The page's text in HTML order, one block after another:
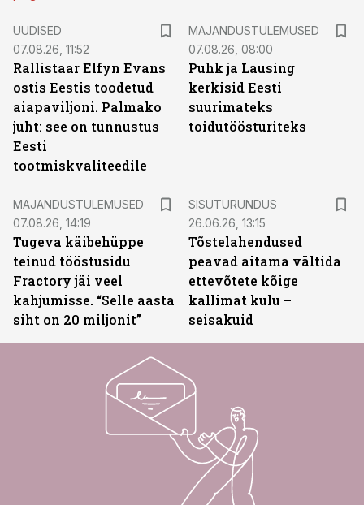
UUDISED
07.08.26, 11:52
Rallistaar Elfyn Evans
ostis Eestis toodetud
aiapaviljoni. Palmako
juht: see on tunnustus
Eesti
tootmiskvaliteedile
MAJANDUSTULEMUSED
07.08.26, 08:00
Puhk ja Lausing
kerkisid Eesti
suurimateks
toidutöösturiteks
MAJANDUSTULEMUSED
07.08.26, 14:19
Tugeva käibehüppe
teinud tööstusidu
Fractory jäi veel
kahjumisse. “Selle aasta
siht on 20 miljonit”
SISUTURUNDUS
26.06.26, 13:15
Tõstelahendused
peavad aitama vältida
ettevõtete kõige
kallimat kulu –
seisakuid